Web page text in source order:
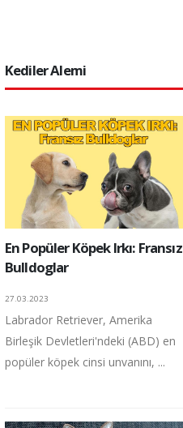
Kediler Alemi
En Popüler Köpek Irkı: Fransız
Bulldoglar
27.03.2023
Labrador Retriever, Amerika
Birleşik Devletleri'ndeki (ABD) en
popüler köpek cinsi unvanını, ...